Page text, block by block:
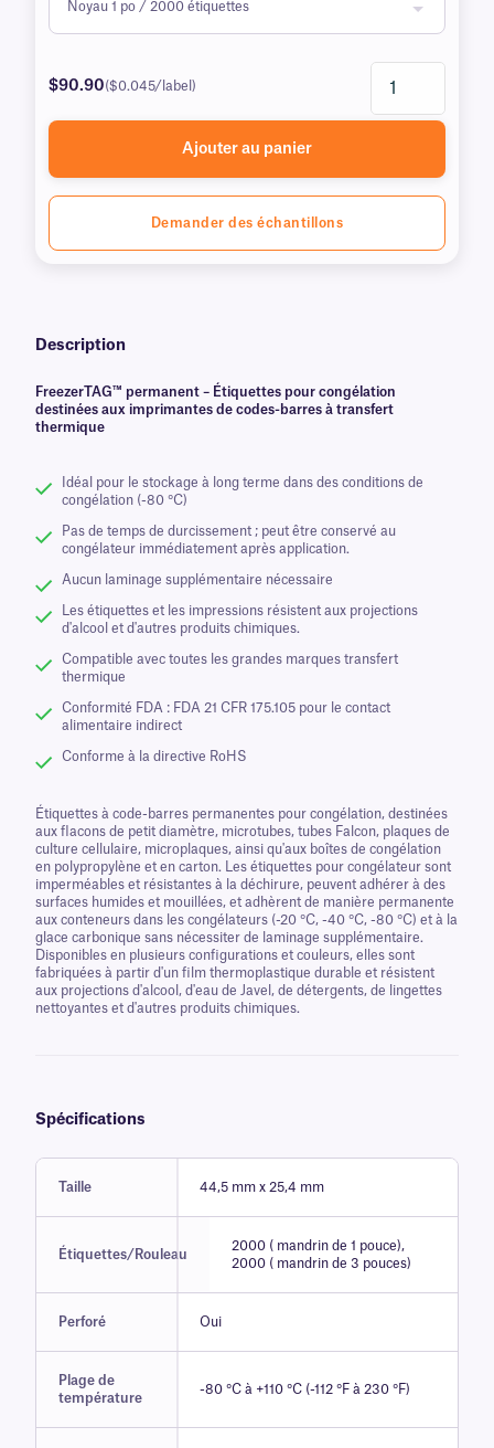
$90.90($0.045/label)
Ajouter au panier
Demander des échantillons
Description
FreezerTAG™ permanent – Étiquettes pour congélation
destinées aux imprimantes de codes-barres à transfert
thermique
Idéal pour le stockage à long terme dans des conditions de
congélation (-80 °C)
Pas de temps de durcissement ; peut être conservé au
congélateur immédiatement après application.
Aucun laminage supplémentaire nécessaire
Les étiquettes et les impressions résistent aux projections
d'alcool et d'autres produits chimiques.
Compatible avec toutes les grandes marques transfert
thermique
Conformité FDA : FDA 21 CFR 175.105 pour le contact
alimentaire indirect
Conforme à la directive RoHS
Étiquettes à code-barres permanentes pour congélation, destinées
aux flacons de petit diamètre, microtubes, tubes Falcon, plaques de
culture cellulaire, microplaques, ainsi qu'aux boîtes de congélation
en polypropylène et en carton. Les étiquettes pour congélateur sont
imperméables et résistantes à la déchirure, peuvent adhérer à des
surfaces humides et mouillées, et adhèrent de manière permanente
aux conteneurs dans les congélateurs (-20 °C, -40 °C, -80 °C) et à la
glace carbonique sans nécessiter de laminage supplémentaire.
Disponibles en plusieurs configurations et couleurs, elles sont
fabriquées à partir d'un film thermoplastique durable et résistent
aux projections d'alcool, d'eau de Javel, de détergents, de lingettes
nettoyantes et d'autres produits chimiques.
Spécifications
Taille 44,5 mm x 25,4 mm
Étiquettes/Rouleau
2000 ( mandrin de 1 pouce),
2000 ( mandrin de 3 pouces)
Perforé Oui
Plage de
température
-80 °C à +110 °C (-112 °F à 230 °F)